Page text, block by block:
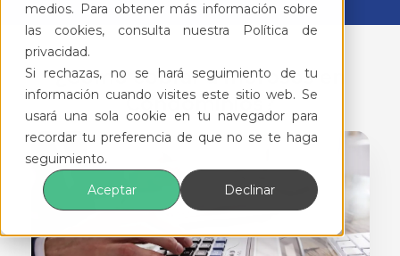
medios. Para obtener más información sobre
las cookies, consulta nuestra Política de
privacidad.
Si rechazas, no se hará seguimiento de tu
información cuando visites este sitio web. Se
usará una sola cookie en tu navegador para
recordar tu preferencia de que no se te haga
seguimiento.
Aceptar
Declinar
¿Cómo cobrar a morosos en
Condominios?